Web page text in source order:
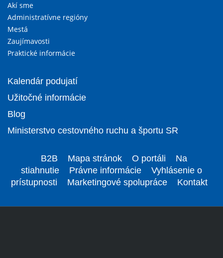
Akí sme
Administratívne regióny
Mestá
Zaujímavosti
Praktické informácie
Kalendár podujatí
Užitočné informácie
Blog
Ministerstvo cestovného ruchu a športu SR
B2B Mapa stránok O portáli
Na
stiahnutie
Právne informácie
Vyhlásenie o
prístupnosti
Marketingové spolupráce Kontakt